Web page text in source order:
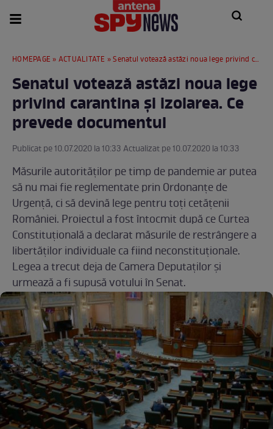
HOMEPAGE » ACTUALITATE » Senatul votează astăzi noua lege privind carantina și izolarea. Ce prevede documentul
Senatul votează astăzi noua lege
privind carantina și izolarea. Ce
prevede documentul
Publicat pe 10.07.2020 la 10:33 Actualizat pe 10.07.2020 la 10:33
Măsurile autorităților pe timp de pandemie ar putea
să nu mai fie reglementate prin Ordonanțe de
Urgență, ci să devină lege pentru toți cetățenii
României. Proiectul a fost întocmit după ce Curtea
Constituțională a declarat măsurile de restrângere a
libertăților individuale ca fiind neconstituționale.
Legea a trecut deja de Camera Deputaților și
urmează a fi supusă votului în Senat.